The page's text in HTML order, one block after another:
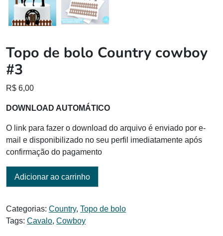
Topo de bolo Country cowboy
#3
R$ 6,00
DOWNLOAD AUTOMÁTICO
O link para fazer o download do arquivo é enviado por e-
mail e disponibilizado no seu perfil imediatamente após
confirmação do pagamento
Adicionar ao carrinho
Categorias: Country, Topo de bolo
Tags: Cavalo, Cowboy